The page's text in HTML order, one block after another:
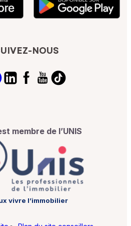
NOUS
membre de l’UNIS
vivre l’immobilier